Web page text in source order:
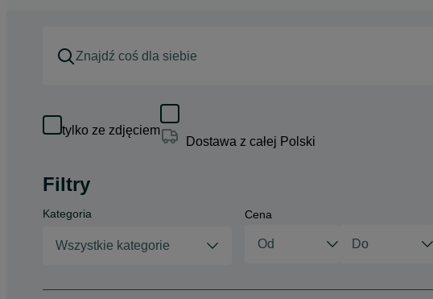
tylko ze zdjęciem
Dostawa z całej Polski
Filtry
Kategoria
Wszystkie kategorie
Cena